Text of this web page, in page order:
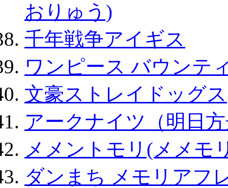
おりゅう)
千年戦争アイギス
ワンピース バウンテ
文豪ストレイドッグス
アークナイツ（明日
メメントモリ(メメモ
ダンまち メモリアフ